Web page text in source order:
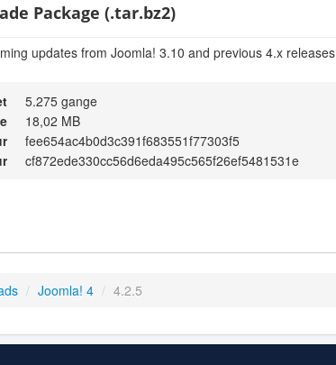
Package (.tar.bz2)
updates from Joomla! 3.10 and previous 4.x
5.275 gange
18,02 MB
fee654ac4b0d3c391f683551f77303f5
cf872ede330cc56d6eda495c565f26ef5481531e
/ Joomla! 4 / 4.2.5